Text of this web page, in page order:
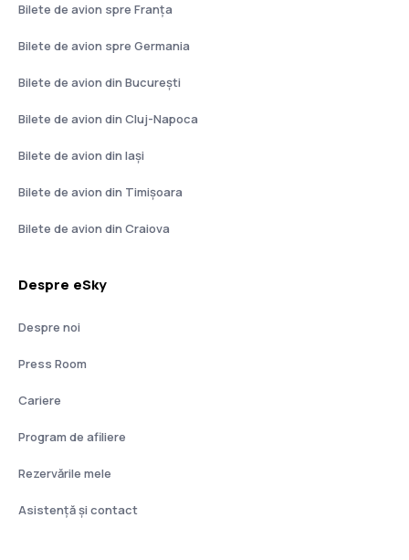
Bilete de avion spre Franţa
Bilete de avion spre Germania
Bilete de avion din București
Bilete de avion din Cluj-Napoca
Bilete de avion din Iași
Bilete de avion din Timișoara
Bilete de avion din Craiova
Despre eSky
Despre noi
Press Room
Cariere
Program de afiliere
Rezervările mele
Asistenţă şi contact